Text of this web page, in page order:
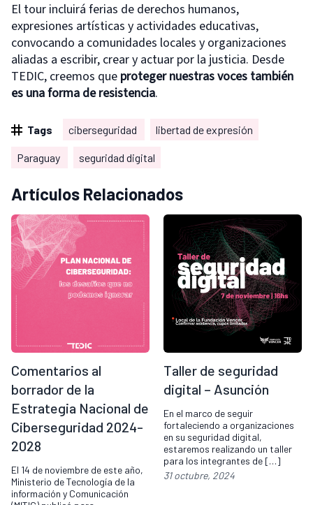
El tour incluirá ferias de derechos humanos,
expresiones artísticas y actividades educativas,
convocando a comunidades locales y organizaciones
aliadas a escribir, crear y actuar por la justicia. Desde
TEDIC, creemos que proteger nuestras voces también
es una forma de resistencia.
Tags ciberseguridad libertad de expresión
Paraguay seguridad digital
Artículos Relacionados
Comentarios al
borrador de la
Estrategia Nacional de
Ciberseguridad 2024-
2028
El 14 de noviembre de este año,
Ministerio de Tecnología de la
información y Comunicación
Taller de seguridad
digital – Asunción
En el marco de seguir
fortaleciendo a organizaciones
en su seguridad digital,
estaremos realizando un taller
para los integrantes de […]
31 octubre, 2024